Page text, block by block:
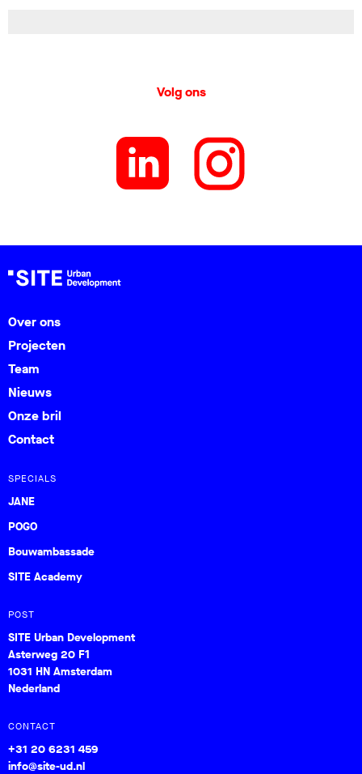
Volg ons
Over ons
Projecten
Team
Nieuws
Onze bril
Contact
SPECIALS
JANE
POGO
Bouwambassade
SITE Academy
POST
SITE Urban Development
Asterweg 20 F1
1031 HN Amsterdam
Nederland
CONTACT
+31 20 6231 459
info@site-ud.nl